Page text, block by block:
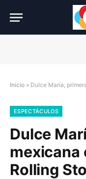
Inicio » Dulce María, primera
ESPECTÁCULOS
Dulce
mexicana
Rolling